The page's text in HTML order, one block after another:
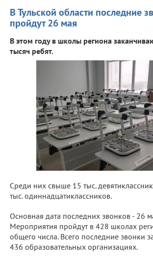
В Тульской области последние
пройдут 26 мая
В этом году в школы региона
тысяч ребят.
Среди них свыше 15 тыс.
тыс. одиннадцатиклассников.
Основная дата последних звонков - 26
Мероприятия пройдут в 428 школах
общего числа. Всего последние звонки
436 образовательных организациях.